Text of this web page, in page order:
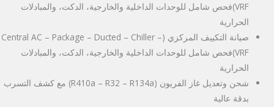
VRF)فحص شامل للوحدات الداخلية والخارجية، الدكت، والمبادلات
الحرارية
صيانة التكييف المركزي (Central AC – Package – Ducted – Chiller –
VRF)فحص شامل للوحدات الداخلية والخارجية، الدكت، والمبادلات
الحرارية
شحن وتعديل غاز الفريون (R410a – R32 – R134a) مع كشف التسرب
بدقة عالية